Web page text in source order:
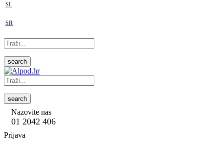
SL
SR
search
search
Nazovite nas
01 2042 406
Prijava